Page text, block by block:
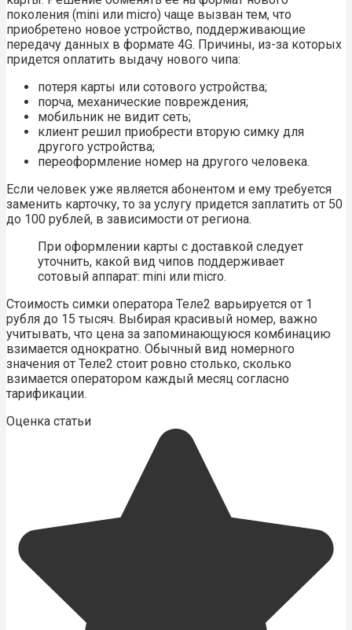
поколения (mini или micro) чаще вызван тем, что
приобретено новое устройство, поддерживающие
передачу данных в формате 4G. Причины, из-за которых
придется оплатить выдачу нового чипа:
потеря карты или сотового устройства;
порча, механические повреждения;
мобильник не видит сеть;
клиент решил приобрести вторую симку для
другого устройства;
переоформление номер на другого человека.
Если человек уже является абонентом и ему требуется
заменить карточку, то за услугу придется заплатить от 50
до 100 рублей, в зависимости от региона.
При оформлении карты с доставкой следует
уточнить, какой вид чипов поддерживает
сотовый аппарат: mini или micro.
Стоимость симки оператора Теле2 варьируется от 1
рубля до 15 тысяч. Выбирая красивый номер, важно
учитывать, что цена за запоминающуюся комбинацию
взимается однократно. Обычный вид номерного
значения от Теле2 стоит ровно столько, сколько
взимается оператором каждый месяц согласно
тарификации.
Оценка статьи